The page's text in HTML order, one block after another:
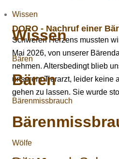
Wissen
Wissen
Bären
Bären
Bärenmissbrauch
Wölfe
DORO - Nachruf einer
Schweren Herzens mussten
Mai 2026, von unserer
nehmen. Altersbedingt blieb
unserem Tierarzt, leider keine
gehen zu lassen. Sie wurde